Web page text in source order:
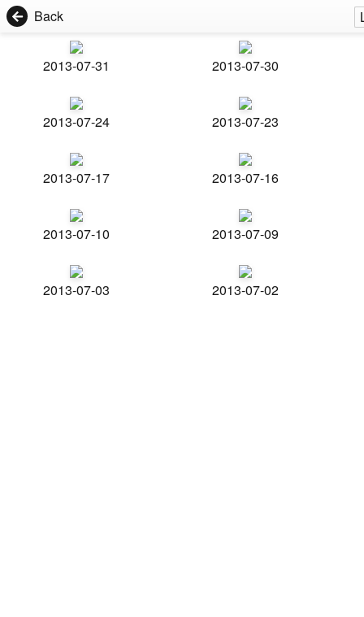
Back
2013-07-31 2013-07-30
2013-07-24 2013-07-23
2013-07-17 2013-07-16
2013-07-10 2013-07-09
2013-07-03 2013-07-02